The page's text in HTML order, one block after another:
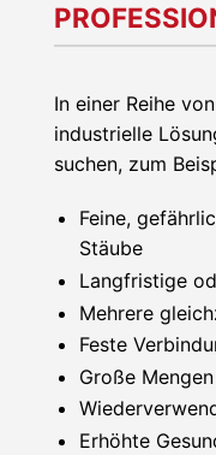
In einer Reihe
industrielle
suchen, zum
Feine,
Stäube
Langfristige
Mehrere
Feste
Große Mengen
Erhöhte